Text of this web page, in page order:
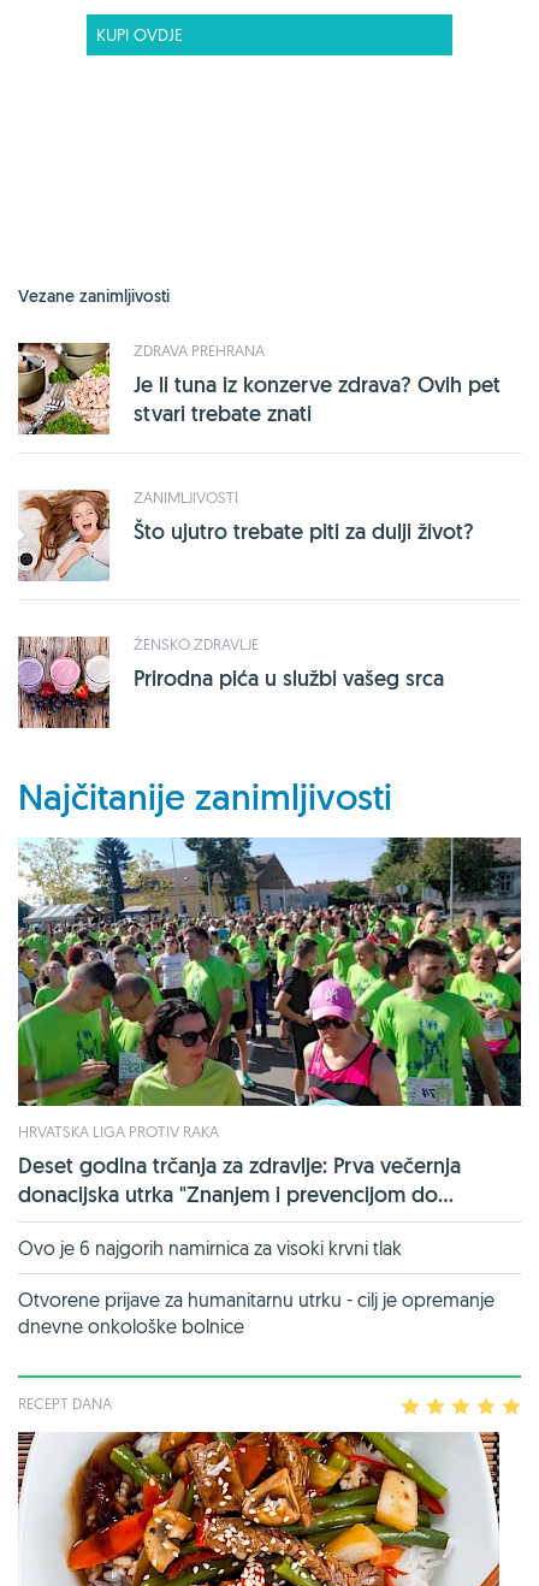
KUPI OVDJE
Vezane zanimljivosti
ZDRAVA PREHRANA
Je li tuna iz konzerve zdrava? Ovih pet
stvari trebate znati
ZANIMLJIVOSTI
Što ujutro trebate piti za dulji život?
ŽENSKO ZDRAVLJE
Prirodna pića u službi vašeg srca
Najčitanije zanimljivosti
HRVATSKA LIGA PROTIV RAKA
Deset godina trčanja za zdravlje: Prva večernja
donacijska utrka "Znanjem i prevencijom do...
Ovo je 6 najgorih namirnica za visoki krvni tlak
Otvorene prijave za humanitarnu utrku - cilj je opremanje
dnevne onkološke bolnice
RECEPT DANA 2 3 4